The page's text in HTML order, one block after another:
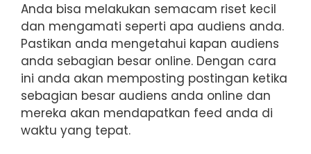
Anda bisa melakukan semacam riset kecil
dan mengamati seperti apa audiens anda.
Pastikan anda mengetahui kapan audiens
anda sebagian besar online. Dengan cara
ini anda akan memposting postingan ketika
sebagian besar audiens anda online dan
mereka akan mendapatkan feed anda di
waktu yang tepat.